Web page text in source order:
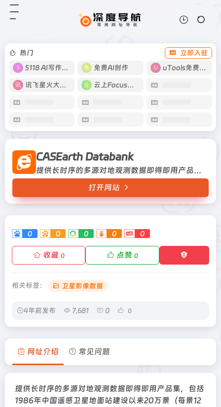
热门
立即入驻
5118 AI写作工具
免费AI创作 uTools免费工具箱
讯飞星火大模型 云上Focus接码
CASEarth Databank
提供长时序的多源对地观测数据即得即用产品集，包括1986年中国遥感卫星地面站建设以来20万景（每景12种产品，共计240万个产品）的长时序陆地卫星数据产品，基于高分卫星1/2、资源3号卫星等国产高分辨率遥感卫星数据制作的2米分辨率动态全国一张图，利用高分卫星、陆地卫星等国内外卫星数据制作的30米分辨率动态全球一张图，以及重点区域的亚米级即...
打开网站
0 0 0 0 0
收藏 0 点赞 0
相关标签： 卫星影像数据
4年前发布 7,681 0 0
CASEarth Databank
即用产品集，包括1986年中国遥感
卫星地面站建设以来20万景（每景
时序陆地卫星数据产品，基于...
网址介绍 常见问题
提供长时序的多源对地观测数据即得即用产品集，包括
1986年中国遥感卫星地面站建设以来20万景（每景12